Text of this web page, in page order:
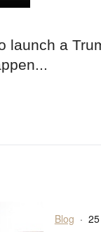
launch a
Blog ·